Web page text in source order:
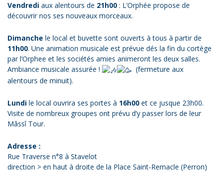
Vendredi aux alentours de 21h00 : L’Orphée propose de
découvrir nos ses nouveaux morceaux.
Dimanche le local et buvette sont ouverts à tous à partir de
11h00. Une animation musicale est prévue dés la fin du cortège
par l’Orphee et les sociétés amies animeront les deux salles.
Ambiance musicale assurée !
(fermeture aux
alentours de minuit).
Lundi le local ouvrira ses portes à 16h00 et ce jusque 23h00.
Visite de nombreux groupes ont prévu d’y passer lors de leur
Mâssî Tour.
Adresse :
Rue Traverse n°8 à Stavelot
direction > en haut à droite de la Place Saint-Remacle (Perron)